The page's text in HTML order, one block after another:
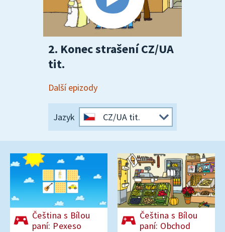
2. Konec strašení CZ/UA
tit.
Další epizody
Jazyk CZ/UA tit.
Čeština s Bílou
paní: Pexeso
Čeština s Bílou
paní: Obchod